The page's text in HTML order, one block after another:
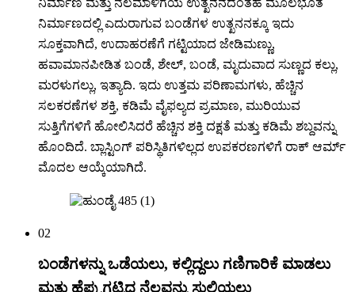
ನಿರ್ಮಾಣ ಮತ್ತು ನೆಲಮಾಳಿಗೆಯ ಉತ್ಖನನದಂತಹ ಮೂಲಭೂತ
ನಿರ್ಮಾಣದಲ್ಲಿ ಎದುರಾಗುವ ಬಂಡೆಗಳ ಉತ್ಖನನಕ್ಕೂ ಇದು
ಸೂಕ್ತವಾಗಿದೆ, ಉದಾಹರಣೆಗೆ ಗಟ್ಟಿಯಾದ ಜೇಡಿಮಣ್ಣು,
ಹವಾಮಾನಪೀಡಿತ ಬಂಡೆ, ಶೇಲ್, ಬಂಡೆ, ಮೃದುವಾದ ಸುಣ್ಣದ ಕಲ್ಲು,
ಮರಳುಗಲ್ಲು, ಇತ್ಯಾದಿ. ಇದು ಉತ್ತಮ ಪರಿಣಾಮಗಳು, ಹೆಚ್ಚಿನ
ಸಲಕರಣೆಗಳ ಶಕ್ತಿ, ಕಡಿಮೆ ವೈಫಲ್ಯದ ಪ್ರಮಾಣ, ಮುರಿಯುವ
ಸುತ್ತಿಗೆಗಳಿಗೆ ಹೋಲಿಸಿದರೆ ಹೆಚ್ಚಿನ ಶಕ್ತಿ ದಕ್ಷತೆ ಮತ್ತು ಕಡಿಮೆ ಶಬ್ದವನ್ನು
ಹೊಂದಿದೆ. ಬ್ಲಾಸ್ಟಿಂಗ್ ಪರಿಸ್ಥಿತಿಗಳಿಲ್ಲದ ಉಪಕರಣಗಳಿಗೆ ರಾಕ್ ಆರ್ಮ್
ಮೊದಲ ಆಯ್ಕೆಯಾಗಿದೆ.
02
ಬಂಡೆಗಳನ್ನು ಒಡೆಯಲು, ಕಲ್ಲಿದ್ದಲು ಗಣಿಗಾರಿಕೆ ಮಾಡಲು
ಮತ್ತು ಹೆಪ್ಪುಗಟ್ಟಿದ ನೆಲವನ್ನು ಸುಲಿಯಲು